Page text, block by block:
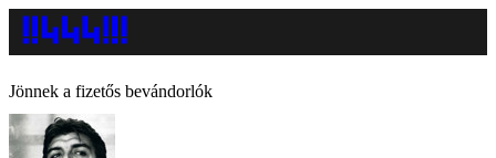
Jönnek a fizetős bevándorlók